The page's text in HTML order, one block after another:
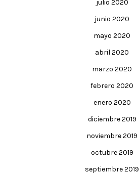
julio 2020
junio 2020
mayo 2020
abril 2020
marzo 2020
febrero 2020
enero 2020
diciembre 2019
noviembre 2019
octubre 2019
septiembre 2019